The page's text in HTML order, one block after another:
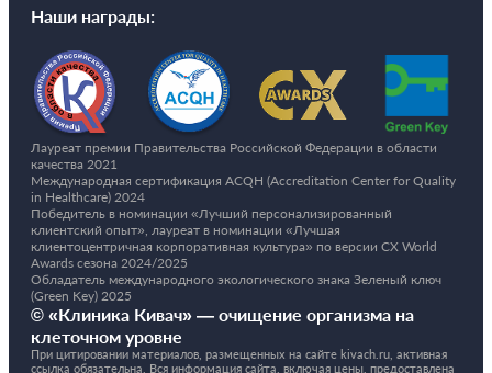
и
Наши награды:
Лауреат премии Правительства Российской Федерации в области
качества 2021
Международная сертификация ACQH (Accreditation Center for Quality
in Healthcare) 2024
Победитель в номинации «Лучший персонализированный
клиентский опыт», лауреат в номинации «Лучшая
клиентоцентричная корпоративная культура» по версии CX World
Awards сезона 2024/2025
Обладатель международного экологического знака Зеленый ключ
(Green Key) 2025
© «Клиника Кивач» — очищение организма на
клеточном уровне
При цитировании материалов, размещенных на сайте kivach.ru, активная
ссылка обязательна. Вся информация сайта, включая цены, предоставлена